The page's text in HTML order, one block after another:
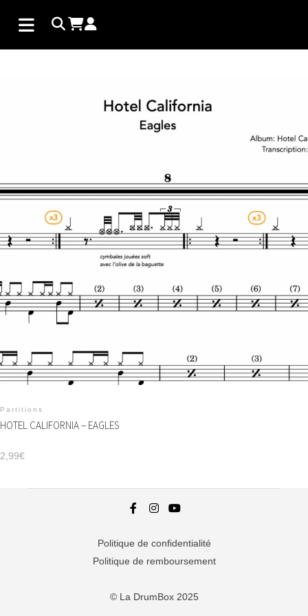
Partitions
HOTEL CALIFORNIA – EAGLES
2,99€
Politique de confidentialité
Politique de remboursement
© La DrumBox 2025